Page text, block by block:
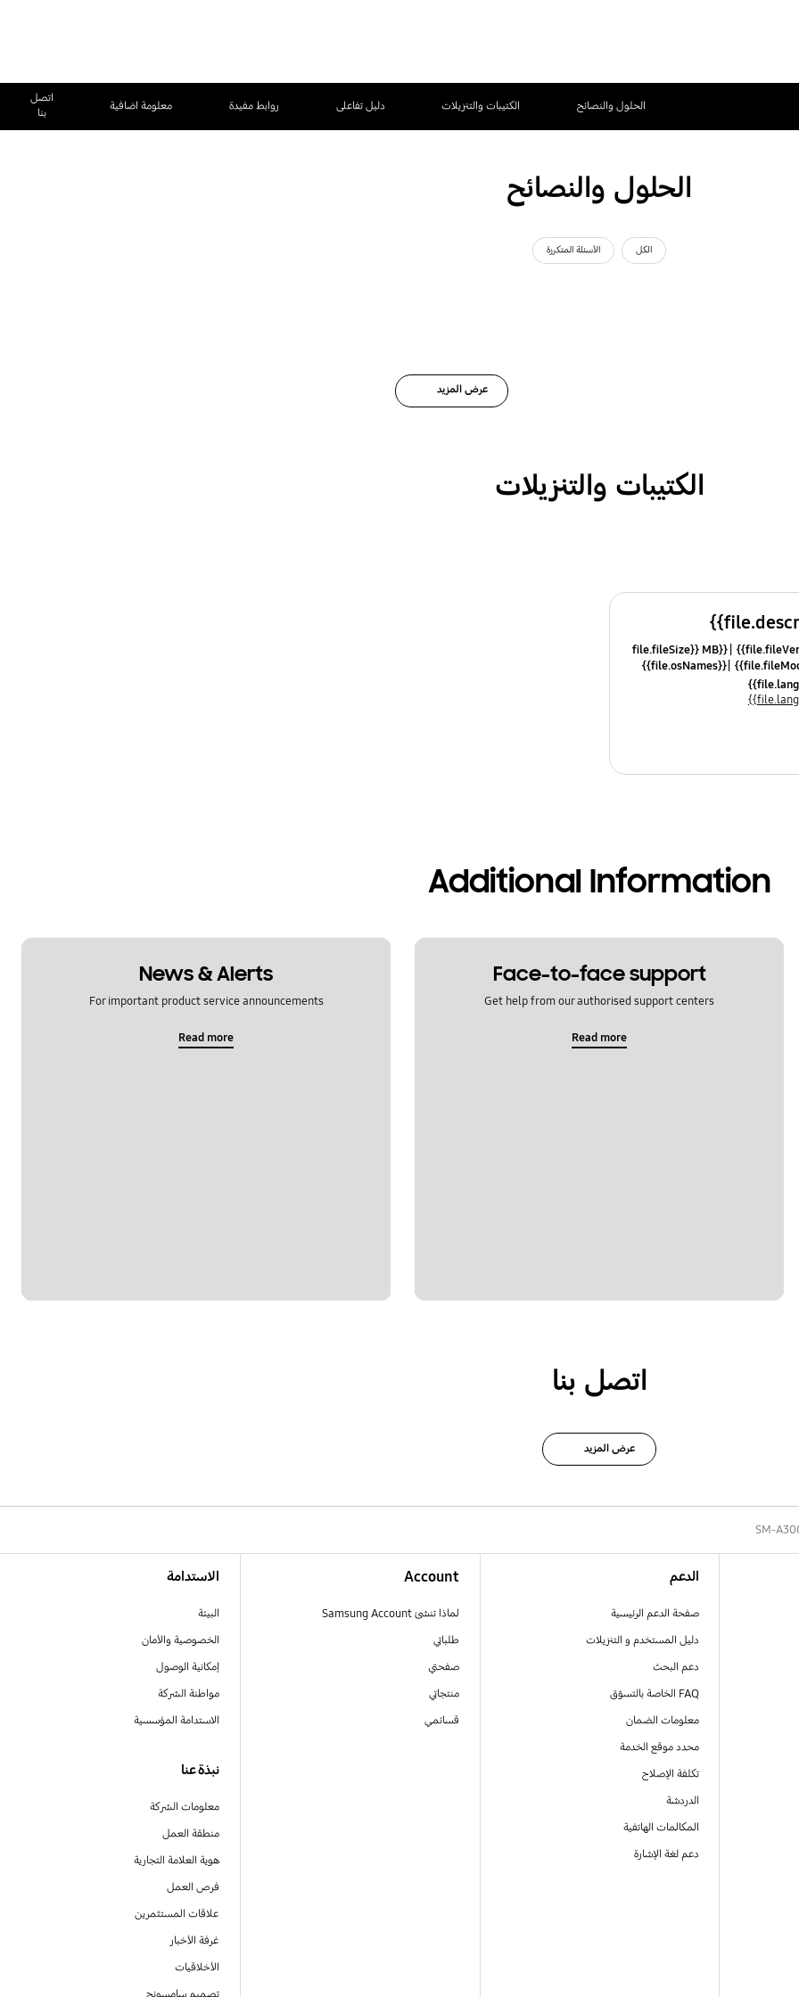
الحلول والنصائح الكتيبات والتنزيلات دليل تفاعلى روابط مفيدة معلومة اضافية
اتصل
بنا
الحلول والنصائح
الكل الأسئلة المتكررة
عرض المزيد
الكتيبات والتنزيلات
{{file.fileSize}} MB
{{file.osNames}}
Additional Information
Face-to-face support
Get help from our authorised support centers
Read more
News & Alerts
For important product service announcements
Read more
اتصل بنا
عرض المزيد
SM-
الدعم
صفحة الدعم الرئيسية
دليل المستخدم و التنزيلات
دعم البحث
FAQ الخاصة بالتسوّق
معلومات الضمان
محدد موقع الخدمة
تكلفة الإصلاح
الدردشة
المكالمات الهاتفية
دعم لغة الإشارة
Account
لماذا تنشئ Samsung Account
طلباتي
صفحتي
منتجاتي
قسائمي
الاستدامة
البيئة
الخصوصية والأمان
إمكانية الوصول
مواطنة الشركة
الاستدامة المؤسسية
نبذة عنا
معلومات الشركة
منطقة العمل
هوية العلامة التجارية
فرص العمل
علاقات المستثمرين
غرفة الأخبار
الأخلاقيات